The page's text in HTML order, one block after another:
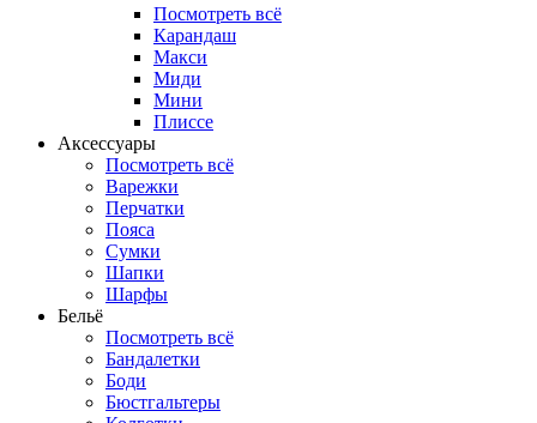
Посмотреть всё
Карандаш
Макси
Миди
Мини
Плиссе
Аксессуары
Посмотреть всё
Варежки
Перчатки
Пояса
Сумки
Шапки
Шарфы
Бельё
Посмотреть всё
Бандалетки
Боди
Бюстгальтеры